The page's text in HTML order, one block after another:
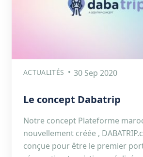
ACTUALITÉS 30 Sep 2020
Le concept Dabatrip
Notre concept Plateforme
nouvellement créée ,
conçue pour être le premier